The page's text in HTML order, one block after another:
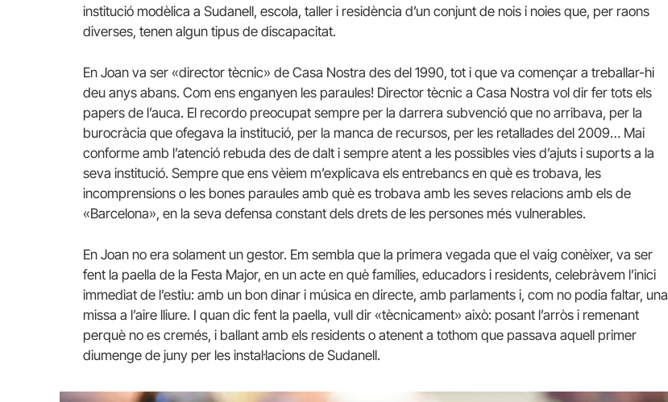
institució modèlica a Sudanell, escola, taller i residència d’un conjunt de nois i noies que, per raons
diverses, tenen algun tipus de discapacitat.
En Joan va ser «director tècnic» de Casa Nostra des del 1990, tot i que va començar a treballar-hi
deu anys abans. Com ens enganyen les paraules! Director tècnic a Casa Nostra vol dir fer tots els
papers de l’auca. El recordo preocupat sempre per la darrera subvenció que no arribava, per la
burocràcia que ofegava la institució, per la manca de recursos, per les retallades del 2009… Mai
conforme amb l’atenció rebuda des de dalt i sempre atent a les possibles vies d’ajuts i suports a la
seva institució. Sempre que ens vèiem m’explicava els entrebancs en què es trobava, les
incomprensions o les bones paraules amb què es trobava amb les seves relacions amb els de
«Barcelona», en la seva defensa constant dels drets de les persones més vulnerables.
En Joan no era solament un gestor. Em sembla que la primera vegada que el vaig conèixer, va ser
fent la paella de la Festa Major, en un acte en què famílies, educadors i residents, celebràvem l’inici
immediat de l’estiu: amb un bon dinar i música en directe, amb parlaments i, com no podia faltar, una
missa a l’aire lliure. I quan dic fent la paella, vull dir «tècnicament» això: posant l’arròs i remenant
perquè no es cremés, i ballant amb els residents o atenent a tothom que passava aquell primer
diumenge de juny per les instal·lacions de Sudanell.